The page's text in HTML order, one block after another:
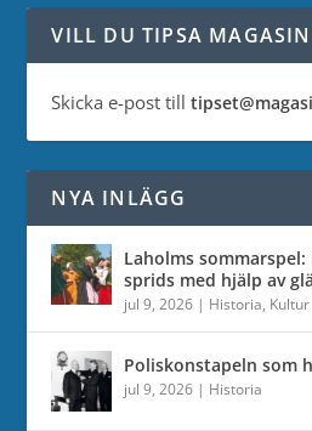
VILL DU TIPSA
Skicka e-post till
NYA INLÄGG
Laholms
sprids med hjälp av
jul 9, 2026 | Historia, Kultur
Poliskonstapeln som
jul 9, 2026 | Historia